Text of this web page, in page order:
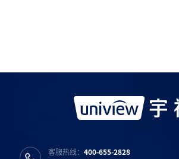
客服热线：400-655-2828